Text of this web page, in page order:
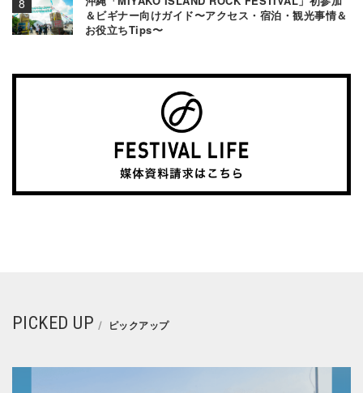
＆ビギナー向けガイド〜アクセス・宿泊・観光事情＆
お役立ちTips〜
PICKED UP ピックアップ